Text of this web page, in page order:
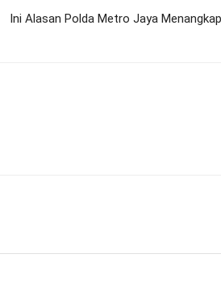
Ini Alasan Polda Metro Jaya